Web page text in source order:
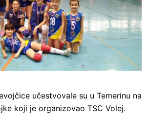
učestvovale su u Temerinu na
koji je organizovao TSC Volej.